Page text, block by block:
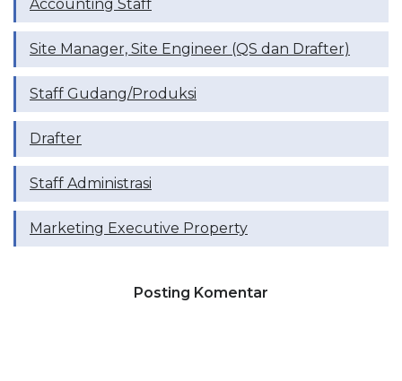
Accounting Staff
Site Manager, Site Engineer (QS dan Drafter)
Staff Gudang/Produksi
Drafter
Staff Administrasi
Marketing Executive Property
Posting Komentar